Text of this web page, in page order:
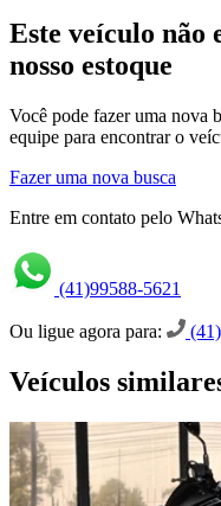
Este veículo não
nosso estoque
Você pode fazer uma nova
equipe para encontrar o
Fazer uma nova busca
Entre em contato pelo
(41)99588-5621
Ou ligue agora para:
Veículos